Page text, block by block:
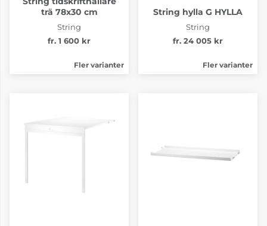
trä 78x30 cm
String
fr. 1 600 kr
Fler varianter
String hylla G HYLLA
String
fr. 24 005 kr
Fler varianter